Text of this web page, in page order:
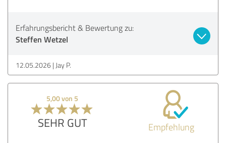
Erfahrungsbericht & Bewertung zu:
Steffen Wetzel
12.05.2026 Jay P.
5,00 von 5
SEHR GUT Empfehlung